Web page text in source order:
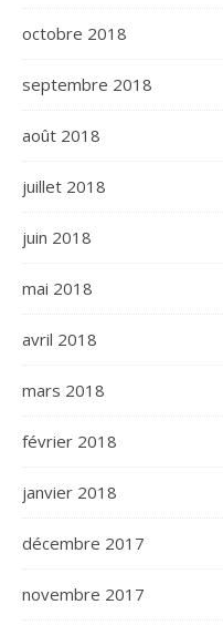
octobre 2018
septembre 2018
août 2018
juillet 2018
juin 2018
mai 2018
avril 2018
mars 2018
février 2018
janvier 2018
décembre 2017
novembre 2017